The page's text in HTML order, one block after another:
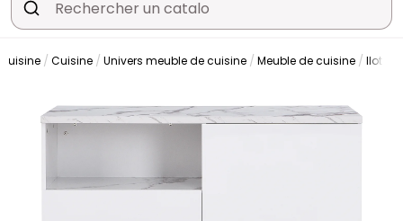
Cuisine Univers meuble de cuisine Meuble de cuisine Ilot